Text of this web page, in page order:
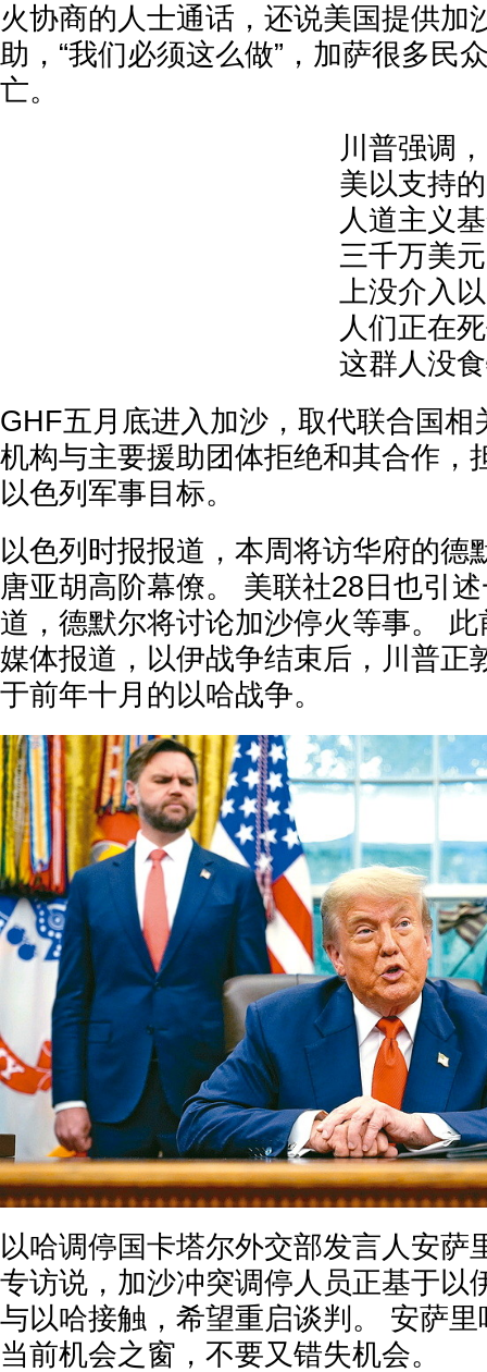
火协商的人士通话，还说美国提供加
助，“我们必须这么做”，加萨很多民
亡。
川普强调
美以支持
人道主义
三千万美
上没介入
人们正在
这群人没
GHF五月底进入加沙，取代联合国相
机构与主要援助团体拒绝和其合作，
以色列军事目标。
以色列时报报道，本周将访华府的德
唐亚胡高阶幕僚。 美联社28日也引
道，德默尔将讨论加沙停火等事。
媒体报道，以伊战争结束后，川普正
于前年十月的以哈战争。
以哈调停国卡塔尔外交部发言人安萨
专访说，加沙冲突调停人员正基于以
与以哈接触，希望重启谈判。 安萨
当前机会之窗，不要又错失机会。